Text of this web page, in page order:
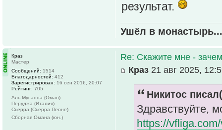
результат.
Ушёл в монастырь...
Re: Скажите мне -
Краз 21 авг 2025,
Никитос
Здравствуйте,
https://
Краз
Мастер
Сообщений: 1514
Благодарностей: 412
Зарегистрирован: 16 сен 2016, 20:07
Рейтинг: 705
Аль-Мусанна (Оман)
Перуджа (Италия)
Сьерра (Сьерра Леоне)
Сборная Омана (юн.)